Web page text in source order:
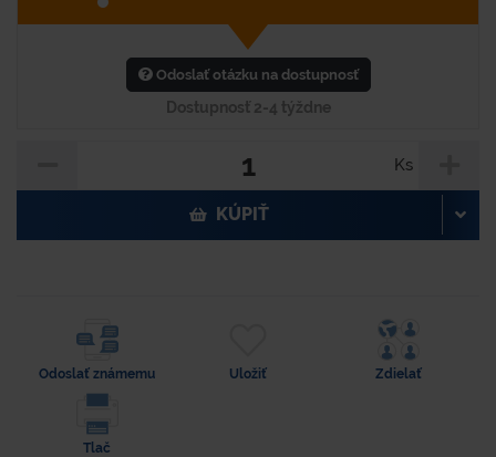
Odoslať otázku na dostupnosť
Dostupnosť 2-4 týždne
Ks
KÚPIŤ
Odoslať známemu Uložiť Zdielať
Tlač